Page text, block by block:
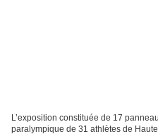
L’exposition constituée de 17
paralympique de 31 athlètes de